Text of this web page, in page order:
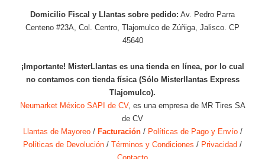
Domicilio Fiscal y Llantas sobre pedido: Av. Pedro Parra
Centeno #23A, Col. Centro, Tlajomulco de Zúñiga, Jalisco. CP
45640
¡Importante! MisterLlantas es una tienda en línea, por lo cual
no contamos con tienda física (Sólo Misterllantas Express
Tlajomulco).
Neumarket México SAPI de CV, es una empresa de MR Tires SA
de CV
Llantas de Mayoreo/ Facturación/ Políticas de Pago y Envío/
Políticas de Devolución / Términos y Condiciones / Privacidad /